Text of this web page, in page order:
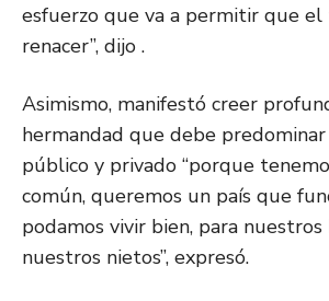
esfuerzo que va a permitir que
renacer”, dijo .
Asimismo, manifestó creer
hermandad que debe
público y privado “porque
común, queremos un país que
podamos vivir bien, para nuestros
nuestros nietos”, expresó.